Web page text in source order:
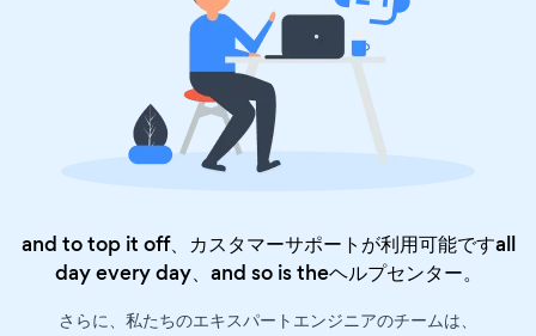
and to top it off、カスタマーサポートが利用可能ですall
day every day、and so is theヘルプセンター。
さらに、私たちのエキスパートエンジニアのチームは、